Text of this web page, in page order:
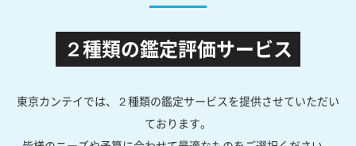
２種類の鑑定評価サービス
東京カンテイでは、２種類の鑑定サービスを提供させていただい
ております。